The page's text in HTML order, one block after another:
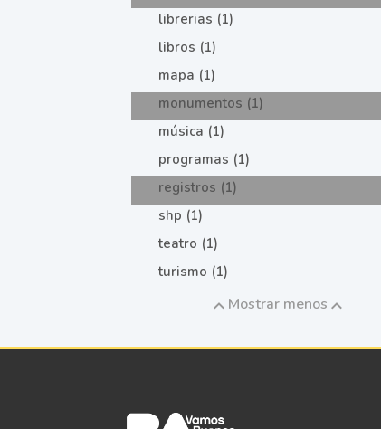
librerias (1)
libros (1)
mapa (1)
monumentos (1)
música (1)
programas (1)
registros (1)
shp (1)
teatro (1)
turismo (1)
Mostrar menos